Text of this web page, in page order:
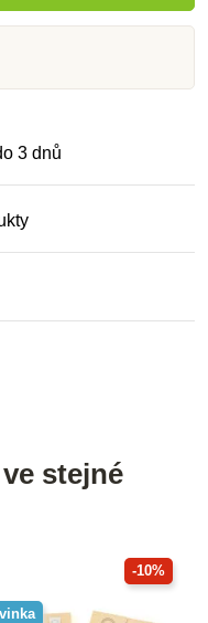
3 dnů
stejné
-10%